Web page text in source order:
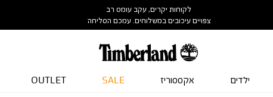
לקוחות יקרים, עקב עומס רב
צפויים עיכובים במשלוחים. עמכם הסליחה
ילדים אקססוריז SALE
OUTLET